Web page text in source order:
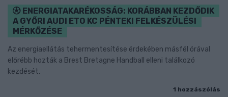
ENERGIATAKARÉKOSSÁG: KORÁBBAN KEZDŐDIK
A GYŐRI AUDI ETO KC PÉNTEKI FELKÉSZÜLÉSI
MÉRKŐZÉSE
Az energiaellátás tehermentesítése érdekében másfél órával
előrébb hozták a Brest Bretagne Handball elleni találkozó
kezdését.
1 hozzászólás